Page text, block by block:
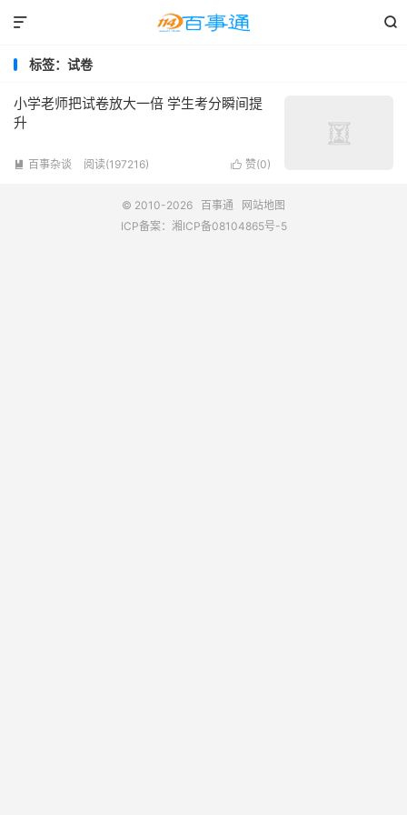


标签：试卷
小学老师把试卷放大一倍 学生考分瞬间提
升
 赞(0)
 百事杂谈 阅读(197216)
© 2010-2026 百事通
网站地图
ICP备案： 湘ICP备08104865号-5